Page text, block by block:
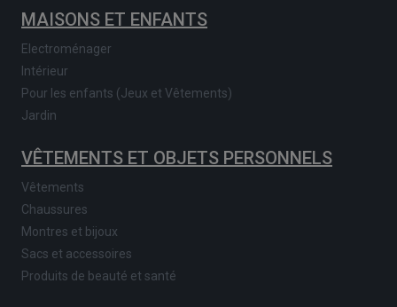
MAISONS ET ENFANTS
Electroménager
Intérieur
Pour les enfants (Jeux et Vêtements)
Jardin
VÊTEMENTS ET OBJETS PERSONNELS
Vêtements
Chaussures
Montres et bijoux
Sacs et accessoires
Produits de beauté et santé